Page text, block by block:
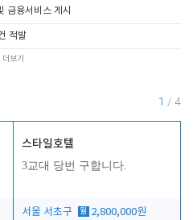
금융서비스 게시
적발
더보기
1 / 4
스타일호텔
3교대 당번 구합니다.
서울 서초구 월 2,800,000원